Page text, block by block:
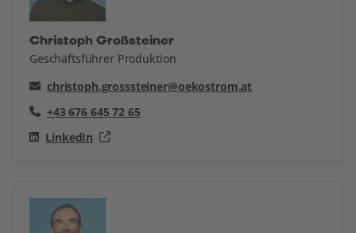
Christoph Großsteiner
Geschäftsführer Produktion
christoph.grosssteiner@oekostrom.at
+43 676 645 72 65
LinkedIn